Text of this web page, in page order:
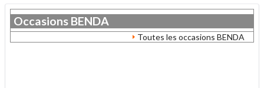
Occasions BENDA
Toutes les occasions BENDA